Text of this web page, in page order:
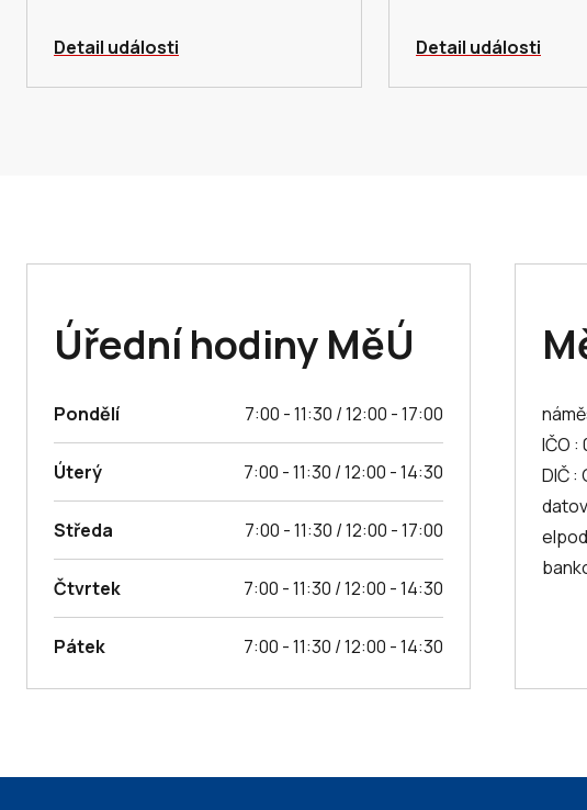
Detail události Detail události
Úřední hodiny MěÚ
Pondělí 7:00 - 11:30 / 12:00 - 17:00
Úterý 7:00 - 11:30 / 12:00 - 14:30
Středa 7:00 - 11:30 / 12:00 - 17:00
Čtvrtek 7:00 - 11:30 / 12:00 - 14:30
Pátek 7:00 - 11:30 / 12:00 - 14:30
IČO :
DIČ :